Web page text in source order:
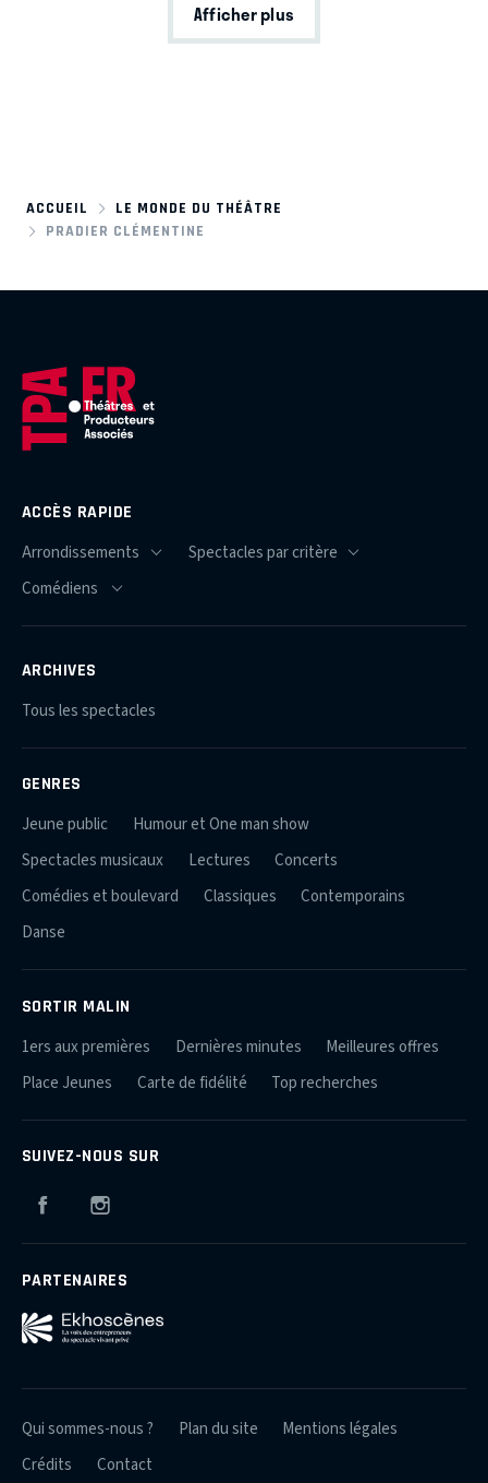
Afficher plus
ACCUEIL
LE MONDE DU THÉÂTRE
PRADIER CLÉMENTINE
ACCÈS RAPIDE
ARCHIVES
Tous les spectacles
GENRES
Jeune public
Humour et One man show
Spectacles musicaux
Lectures
Concerts
Comédies et boulevard
Classiques
Contemporains
Danse
SORTIR MALIN
1ers aux premières Dernières minutes
Meilleures offres
Place Jeunes
Carte de fidélité Top recherches
SUIVEZ-NOUS SUR
Facebook
PARTENAIRES
Qui sommes-nous ? Plan du site
Mentions légales
Crédits
Contact